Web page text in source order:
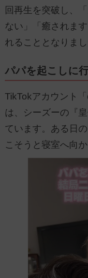
回再生を突破し、
ない」「癒されま
れることとなりまし
パパを起こしに
TikTokアカウント
は、シーズーの『
ています。ある日
こそうと寝室へ向